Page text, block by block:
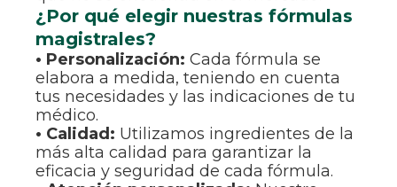
¿Por qué elegir nuestras fórmulas
magistrales?
• Personalización: Cada fórmula se
elabora a medida, teniendo en cuenta
tus necesidades y las indicaciones de tu
médico.
• Calidad: Utilizamos ingredientes de la
más alta calidad para garantizar la
eficacia y seguridad de cada fórmula.